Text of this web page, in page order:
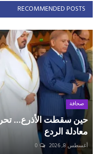
RECOMMENDED POSTS
صحافة
حين سقطت الأذرع...
معادلة الردع
أغسطس 8, 2026 0